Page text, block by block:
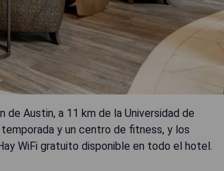
Austin, a 11 km de la Universidad de
y un centro de fitness, y los
WiFi gratuito disponible en todo el hotel.